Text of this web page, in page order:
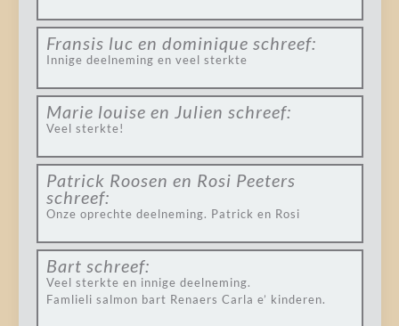
Fransis luc en dominique schreef:
Innige deelneming en veel sterkte
Marie louise en Julien schreef:
Veel sterkte!
Patrick Roosen en Rosi Peeters
schreef:
Onze oprechte deelneming. Patrick en Rosi
Bart schreef:
Veel sterkte en innige deelneming.
Famlieli salmon bart Renaers Carla e’ kinderen.